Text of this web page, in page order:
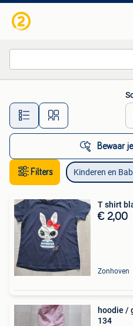
Alle
Bewaar
Filters Kinderen en
T shirt
€ 2,00
Zonhoven
hoodie /
134